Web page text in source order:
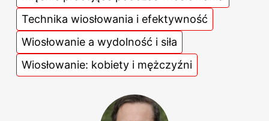
Technika wiosłowania i efektywność
Wiosłowanie a wydolność i siła
Wiosłowanie: kobiety i mężczyźni